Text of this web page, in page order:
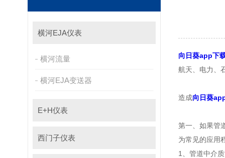
横河EJA仪表
横河流量
横河EJA变送器
E+H仪表
西门子仪表
向日葵app下
航天、电力
造成向日葵
第一、如果
为常见的应用程
1、管道中